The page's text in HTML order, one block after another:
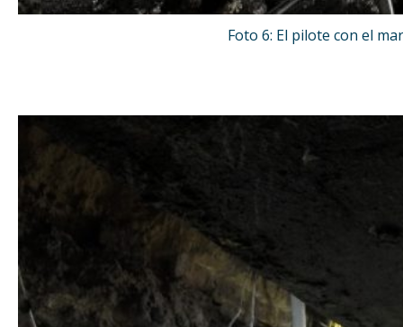
Foto 6: El pilote con el